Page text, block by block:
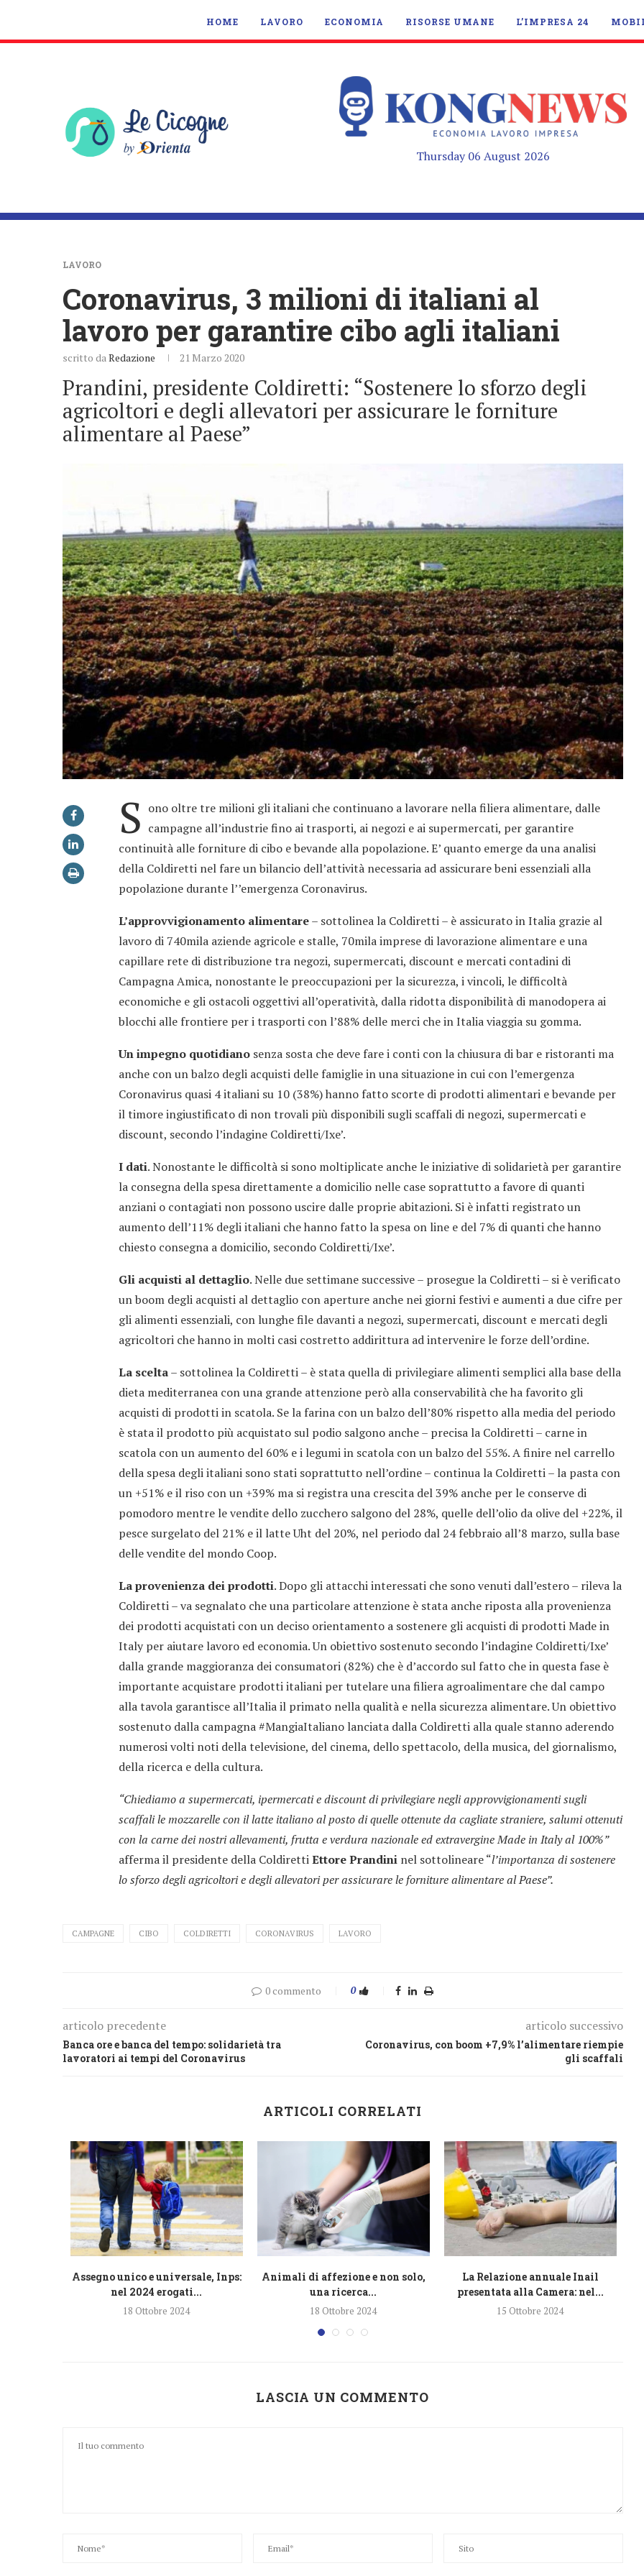
HOME LAVORO ECONOMIA RISORSE UMANE L’IMPRESA 24
Thursday 06 August 2026
LAVORO
Coronavirus, 3 milioni di italiani al
lavoro per garantire cibo agli italiani
scritto daRedazione 21 Marzo 2020
Prandini, presidente Coldiretti: “Sostenere lo sforzo degli
agricoltori e degli allevatori per assicurare le forniture
alimentare al Paese”
S ono oltre tre milioni gli italiani che continuano a lavorare nella filiera alimentare, dalle
campagne all’industrie fino ai trasporti, ai negozi e ai supermercati, per garantire
continuità alle forniture di cibo e bevande alla popolazione. E’ quanto emerge da una analisi
della Coldiretti nel fare un bilancio dell’attività necessaria ad assicurare beni essenziali alla
popolazione durante l’’emergenza Coronavirus.
L’approvvigionamento alimentare– sottolinea la Coldiretti – è assicurato in Italia grazie al
lavoro di 740mila aziende agricole e stalle, 70mila imprese di lavorazione alimentare e una
capillare rete di distribuzione tra negozi, supermercati, discount e mercati contadini di
Campagna Amica, nonostante le preoccupazioni per la sicurezza, i vincoli, le difficoltà
economiche e gli ostacoli oggettivi all’operatività, dalla ridotta disponibilità di manodopera ai
blocchi alle frontiere per i trasporti con l’88% delle merci che in Italia viaggia su gomma.
Un impegno quotidianosenza sosta che deve fare i conti con la chiusura di bar e ristoranti ma
anche con un balzo degli acquisti delle famiglie in una situazione in cui con l’emergenza
Coronavirus quasi 4 italiani su 10 (38%) hanno fatto scorte di prodotti alimentari e bevande per
il timore ingiustificato di non trovali più disponibili sugli scaffali di negozi, supermercati e
discount, secondo l’indagine Coldiretti/Ixe’.
I dati. Nonostante le difficoltà si sono moltiplicate anche le iniziative di solidarietà per garantire
la consegna della spesa direttamente a domicilio nelle case soprattutto a favore di quanti
anziani o contagiati non possono uscire dalle proprie abitazioni. Si è infatti registrato un
aumento dell’11% degli italiani che hanno fatto la spesa on line e del 7% di quanti che hanno
chiesto consegna a domicilio, secondo Coldiretti/Ixe’.
Gli acquisti al dettaglio. Nelle due settimane successive – prosegue la Coldiretti – si è verificato
un boom degli acquisti al dettaglio con aperture anche nei giorni festivi e aumenti a due cifre per
gli alimenti essenziali, con lunghe file davanti a negozi, supermercati, discount e mercati degli
agricoltori che hanno in molti casi costretto addirittura ad intervenire le forze dell’ordine.
La scelta– sottolinea la Coldiretti – è stata quella di privilegiare alimenti semplici alla base della
dieta mediterranea con una grande attenzione però alla conservabilità che ha favorito gli
acquisti di prodotti in scatola. Se la farina con un balzo dell’80% rispetto alla media del periodo
è stata il prodotto più acquistato sul podio salgono anche – precisa la Coldiretti – carne in
scatola con un aumento del 60% e i legumi in scatola con un balzo del 55%. A finire nel carrello
della spesa degli italiani sono stati soprattutto nell’ordine – continua la Coldiretti – la pasta con
un +51% e il riso con un +39% ma si registra una crescita del 39% anche per le conserve di
pomodoro mentre le vendite dello zucchero salgono del 28%, quelle dell’olio da olive del +22%, il
pesce surgelato del 21% e il latte Uht del 20%, nel periodo dal 24 febbraio all’8 marzo, sulla base
delle vendite del mondo Coop.
La provenienza dei prodotti. Dopo gli attacchi interessati che sono venuti dall’estero – rileva la
Coldiretti – va segnalato che una particolare attenzione è stata anche riposta alla provenienza
dei prodotti acquistati con un deciso orientamento a sostenere gli acquisti di prodotti Made in
Italy per aiutare lavoro ed economia. Un obiettivo sostenuto secondo l’indagine Coldiretti/Ixe’
dalla grande maggioranza dei consumatori (82%) che è d’accordo sul fatto che in questa fase è
importante acquistare prodotti italiani per tutelare una filiera agroalimentare che dal campo
alla tavola garantisce all’Italia il primato nella qualità e nella sicurezza alimentare. Un obiettivo
sostenuto dalla campagna #MangiaItaliano lanciata dalla Coldiretti alla quale stanno aderendo
numerosi volti noti della televisione, del cinema, dello spettacolo, della musica, del giornalismo,
della ricerca e della cultura.
“Chiediamo a supermercati, ipermercati e discount di privilegiare negli approvvigionamenti sugli
scaffali le mozzarelle con il latte italiano al posto di quelle ottenute da cagliate straniere, salumi ottenuti
con la carne dei nostri allevamenti, frutta e verdura nazionale ed extravergine Made in Italy al 100%”
afferma il presidente della ColdirettiEttore Prandininel sottolineare “l’importanza di sostenere
lo sforzo degli agricoltori e degli allevatori per assicurare le forniture alimentare al Paese”.
CAMPAGNE CIBO COLDIRETTI CORONAVIRUS LAVORO
0 commento 0
articolo precedente
Banca ore e banca del tempo: solidarietà tra
lavoratori ai tempi del Coronavirus
articolo successivo
Coronavirus, con boom +7,9% l’alimentare riempie
gli scaffali
ARTICOLI CORRELATI
Assegno unico e universale, Inps:
nel 2024 erogati...
18 Ottobre 2024
Animali di affezione e non solo,
una ricerca...
18 Ottobre 2024
La Relazione annuale Inail
presentata alla Camera: nel...
15 Ottobre 2024
LASCIA UN COMMENTO